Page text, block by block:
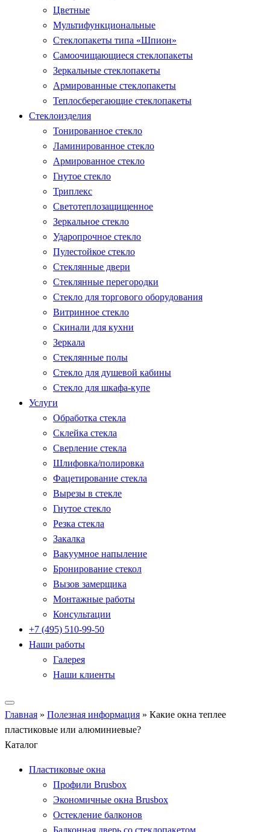
Цветные
Мультифункциональные
Стеклопакеты типа «Шпион»
Самоочищающиеся стеклопакеты
Зеркальные стеклопакеты
Армированные стеклопакеты
Теплосберегающие стеклопакеты
Стеклоизделия
Тонированное стекло
Ламинированное стекло
Армированное стекло
Гнутое стекло
Триплекс
Светотеплозащищенное
Зеркальное стекло
Ударопрочное стекло
Пулестойкое стекло
Стеклянные двери
Стеклянные перегородки
Стекло для торгового оборудования
Витринное стекло
Скинали для кухни
Зеркала
Стеклянные полы
Стекло для душевой кабины
Стекло для шкафа-купе
Услуги
Обработка стекла
Склейка стекла
Сверление стекла
Шлифовка/полировка
Фацетирование стекла
Вырезы в стекле
Гнутое стекло
Резка стекла
Закалка
Вакуумное напыление
Бронирование стекол
Вызов замерщика
Монтажные работы
Консультации
+7 (495) 510-99-50
Наши работы
Галерея
Наши клиенты
Главная » Полезная информация » Какие окна теплее
пластиковые или алюминиевые?
Каталог
Пластиковые окна
Профили Brusbox
Экономичные окна Brusbox
Остекление балконов
Балконная дверь со стеклопакетом